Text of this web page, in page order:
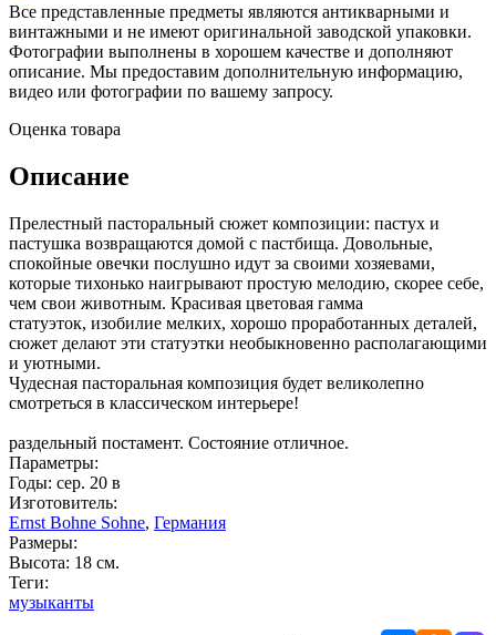
Все представленные предметы являются антикварными и
винтажными и не имеют оригинальной заводской упаковки.
Фотографии выполнены в хорошем качестве и дополняют
описание. Мы предоставим дополнительную информацию,
видео или фотографии по вашему запросу.
Оценка товара
Описание
Прелестный пасторальный сюжет композиции: пастух и
пастушка возвращаются домой с пастбища. Довольные,
спокойные овечки послушно идут за своими хозяевами,
которые тихонько наигрывают простую мелодию, скорее себе,
чем свои животным. Красивая цветовая гамма
статуэток, изобилие мелких, хорошо проработанных деталей,
сюжет делают эти статуэтки необыкновенно располагающими
и уютными.
Чудесная пасторальная композиция будет великолепно
смотреться в классическом интерьере!
раздельный постамент. Состояние отличное.
Параметры:
Годы: сер. 20 в
Изготовитель:
Ernst Bohne Sohne, Германия
Размеры:
Высота: 18 см.
Теги:
музыканты